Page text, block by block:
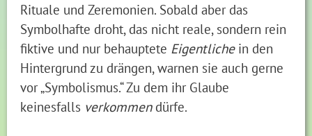
Rituale und Zeremonien. Sobald aber das
Symbolhafte droht, das nicht reale, sondern rein
fiktive und nur behauptete Eigentlichein den
Hintergrund zu drängen, warnen sie auch gerne
vor „Symbolismus.“ Zu dem ihr Glaube
keinesfalls verkommendürfe.